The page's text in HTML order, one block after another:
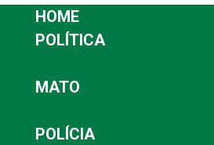
HOME
POLÍTICA
MATO
POLÍCIA